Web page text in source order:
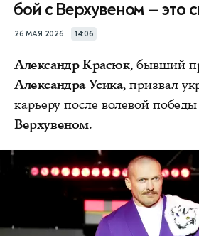
бой с Верхувеном — это
26 МАЯ 2026 14:06
Александр Красюк, бывший
Александра Усика, призвал
карьеру после волевой
Верхувеном.